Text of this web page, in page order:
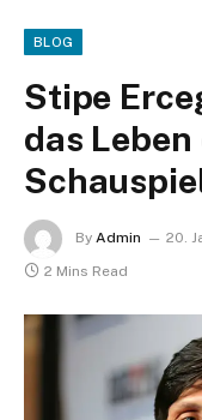
BLOG
Stipe
das
By Admin 20.
2 Mins Read